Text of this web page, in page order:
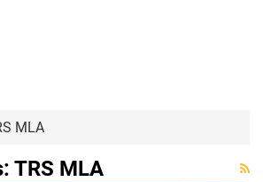
MLA
TRS MLA